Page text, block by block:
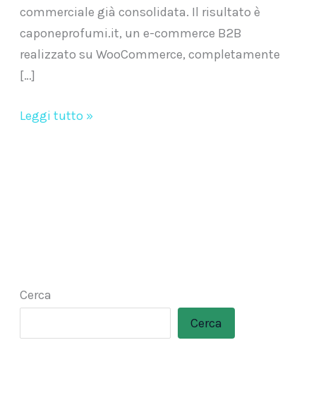
commerciale già consolidata. Il risultato è
caponeprofumi.it, un e-commerce B2B
realizzato su WooCommerce, completamente
[…]
Leggi tutto »
Cerca
Cerca